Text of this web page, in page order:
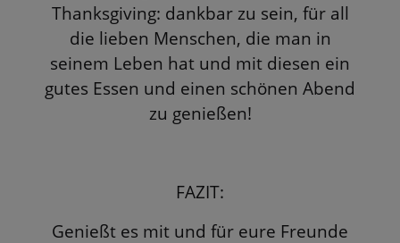
Thanksgiving: dankbar zu sein, für all
die lieben Menschen, die man in
seinem Leben hat und mit diesen ein
gutes Essen und einen schönen Abend
zu genießen!
FAZIT:
Genießt es mit und für eure Freunde